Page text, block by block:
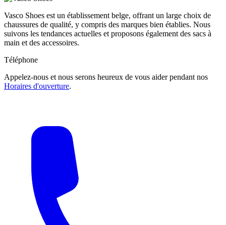
Vasco Shoes est un établissement belge, offrant un large choix de
chaussures de qualité, y compris des marques bien établies. Nous
suivons les tendances actuelles et proposons également des sacs à
main et des accessoires.
Téléphone
Appelez-nous et nous serons heureux de vous aider pendant nos
Horaires d'ouverture.